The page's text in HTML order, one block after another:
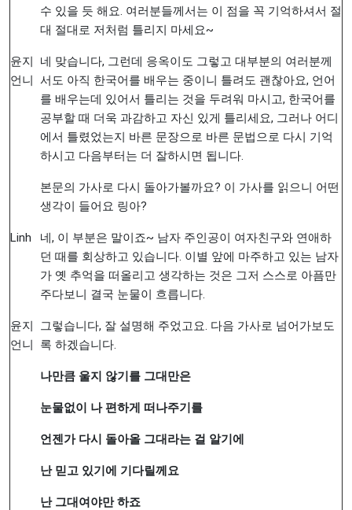
수 있을 듯 해요. 여러분들께서는 이 점을 꼭 기억하셔서 절
대 절대로 저처럼 틀리지 마세요~
윤지
언니
네 맞습니다, 그런데 응옥이도 그렇고 대부분의 여러분께
서도 아직 한국어를 배우는 중이니 틀려도 괜찮아요, 언어
를 배우는데 있어서 틀리는 것을 두려워 마시고, 한국어를
공부할 때 더욱 과감하고 자신 있게 틀리세요, 그러나 어디
에서 틀렸었는지 바른 문장으로 바른 문법으로 다시 기억
하시고 다음부터는 더 잘하시면 됩니다.
본문의 가사로 다시 돌아가볼까요? 이 가사를 읽으니 어떤
생각이 들어요 링아?
Linh
네, 이 부분은 말이죠~ 남자 주인공이 여자친구와 연애하
던 때를 회상하고 있습니다. 이별 앞에 마주하고 있는 남자
가 옛 추억을 떠올리고 생각하는 것은 그저 스스로 아픔만
주다보니 결국 눈물이 흐릅니다.
윤지
언니
그렇습니다, 잘 설명해 주었고요. 다음 가사로 넘어가보도
록 하겠습니다.
나만큼 울지 않기를 그대만은
눈물없이 나 편하게 떠나주기를
언젠가 다시 돌아올 그대라는 걸 알기에
난 믿고 있기에 기다릴께요
난 그대여야만 하죠